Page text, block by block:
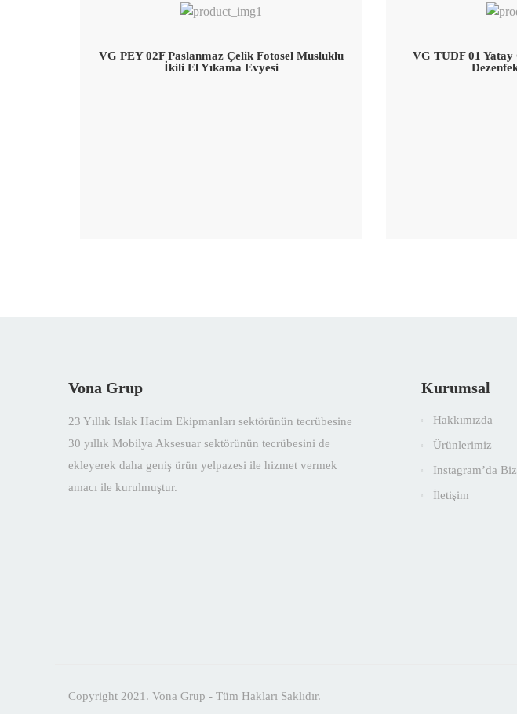
VG PEY 02F Paslanmaz Çelik Fotosel Musluklu
İkili El Yıkama Evyesi
VG TUDF 01 Yatay
Vona Grup
23 Yıllık Islak Hacim Ekipmanları sektörünün tecrübesine
30 yıllık Mobilya Aksesuar sektörünün tecrübesini de
ekleyerek daha geniş ürün yelpazesi ile hizmet vermek
amacı ile kurulmuştur.
Kurumsal
Hakkımızda
Ürünlerimiz
Instagram’da Biz
İletişim
Copyright 2021. Vona Grup - Tüm Hakları Saklıdır.